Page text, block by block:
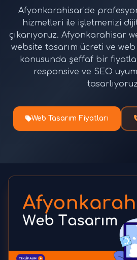
Afyonkarahisar'de
hizmetleri ile işletmenizi
çıkarıyoruz. Afyonkarahisar
website tasarım ücreti ve web
konusunda şeffaf bir
responsive ve SEO
Web Tasarım Fiyatları